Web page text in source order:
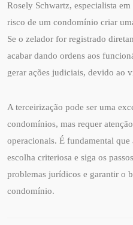
Rosely Schwartz, especialista
risco de um condomínio criar
Se o zelador for registrado
acabar dando ordens aos
gerar ações judiciais, devido ao
A terceirização pode ser uma
condomínios, mas requer
operacionais. É fundamental
escolha criteriosa e siga os
problemas jurídicos e garantir o
condomínio.